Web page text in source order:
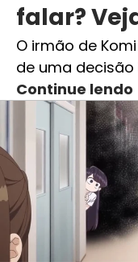
falar?
O irmão de
de uma
Continue lendo